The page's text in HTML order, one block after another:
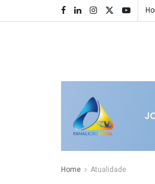
Home Atualidade